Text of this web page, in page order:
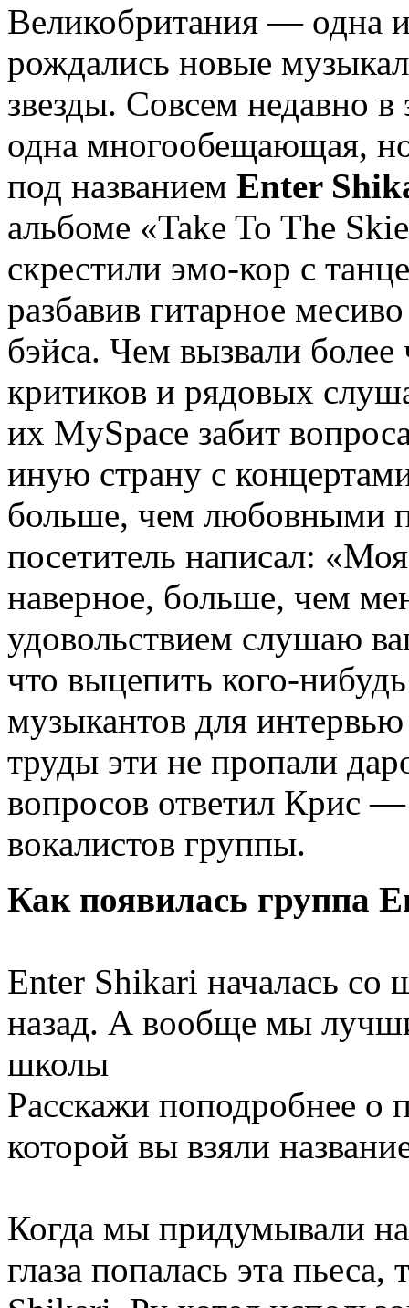
Великобритания — одна
рождались новые
звезды. Совсем недавно в
одна многообещающая,
под названием Enter
альбоме «Take To The
скрестили эмо-кор с
разбавив гитарное
бэйса. Чем вызвали
критиков и рядовых
их MySpace забит
иную страну с
больше, чем любовными
посетитель написал:
наверное, больше, чем
удовольствием слушаю
что выцепить кого-
музыкантов для
труды эти не пропали
вопросов ответил Крис
вокалистов группы.
Как появилась группа
Enter Shikari началась со
назад. А вообще мы
школы
Расскажи поподробнее о
которой вы взяли
Когда мы придумывали
глаза попалась эта пьеса,